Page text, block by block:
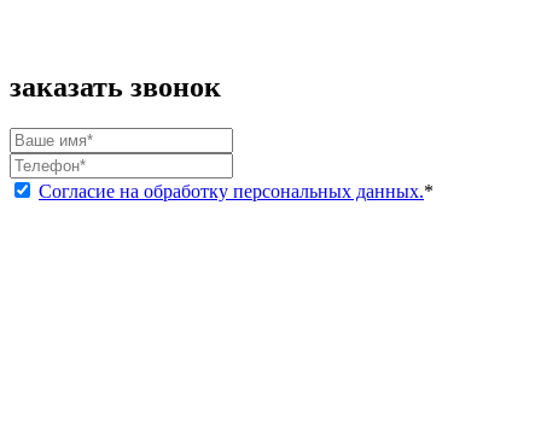
заказать звонок
Согласие на обработку персональных данных.*